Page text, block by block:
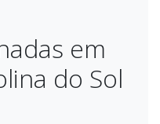
em
do Sol